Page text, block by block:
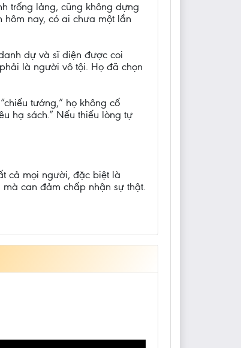
trống lảng, cũng không dựng
hôm nay, có ai chưa một lần
dự và sĩ diện được coi
là người vô tội. Họ đã chọn
tướng,” họ không cố
hạ sách.” Nếu thiếu lòng tự
cả mọi người, đặc biệt là
can đảm chấp nhận sự thật.